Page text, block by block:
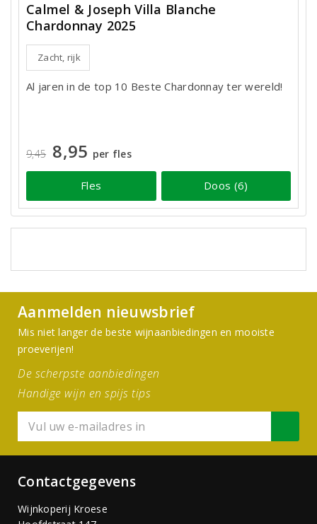
Calmel & Joseph Villa Blanche
Chardonnay 2025
Zacht, rijk
Al jaren in de top 10 Beste Chardonnay ter wereld!
9,45 8,95 per fles
Fles Doos (6)
Aanmelden nieuwsbrief
Mis niet langer de beste wijnaanbiedingen en mooiste
proeverijen!
De scherpste aanbiedingen
Handige wijn en spijs tips
Contactgegevens
Wijnkoperij Kroese